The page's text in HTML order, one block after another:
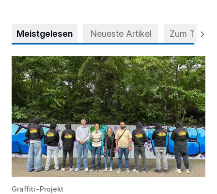
Meistgelesen Neueste Artikel Zum Thema
Aus Grau wird Haltung
Graffiti-Projekt